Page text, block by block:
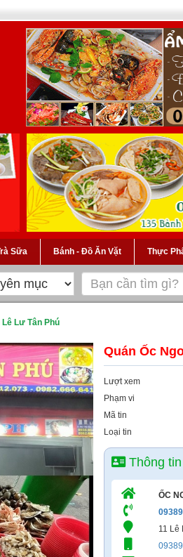
Sữa Bánh - Đồ Ăn Vặt Thực
Lê Lư Tân Phú
Quán Ốc
Lượt xem
Phạm vi
Mã tin
Loại tin
Thông
ỐC
11 Lê